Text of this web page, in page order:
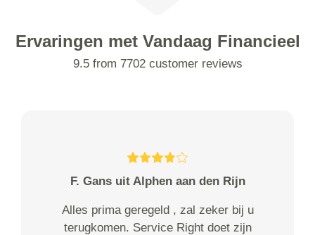
Ervaringen met Vandaag Financieel
9.5 from 7702 customer reviews
F. Gans uit Alphen aan den Rijn
Alles prima geregeld , zal zeker bij u
terugkomen. Service Right doet zijn